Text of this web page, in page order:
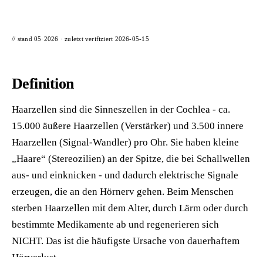
// stand 05·2026 · zuletzt verifiziert 2026-05-15
Definition
Haarzellen sind die Sinneszellen in der Cochlea - ca.
15.000 äußere Haarzellen (Verstärker) und 3.500 innere
Haarzellen (Signal-Wandler) pro Ohr. Sie haben kleine
„Haare“ (Stereozilien) an der Spitze, die bei Schallwellen
aus- und einknicken - und dadurch elektrische Signale
erzeugen, die an den Hörnerv gehen. Beim Menschen
sterben Haarzellen mit dem Alter, durch Lärm oder durch
bestimmte Medikamente ab und regenerieren sich
NICHT. Das ist die häufigste Ursache von dauerhaftem